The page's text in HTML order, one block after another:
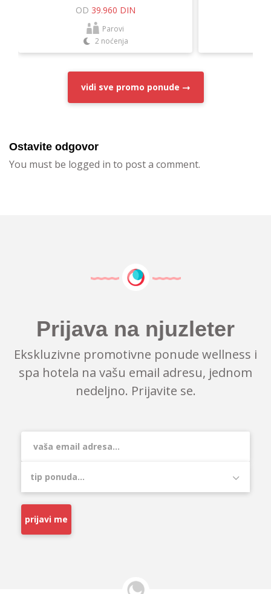
OD 39.960 DIN
Parovi
2 noćenja
vidi sve promo ponude
Ostavite odgovor
You must be logged in to post a comment.
Prijava na njuzleter
Ekskluzivne promotivne ponude wellness i
spa hotela na vašu email adresu, jednom
nedeljno. Prijavite se.
prijavi me